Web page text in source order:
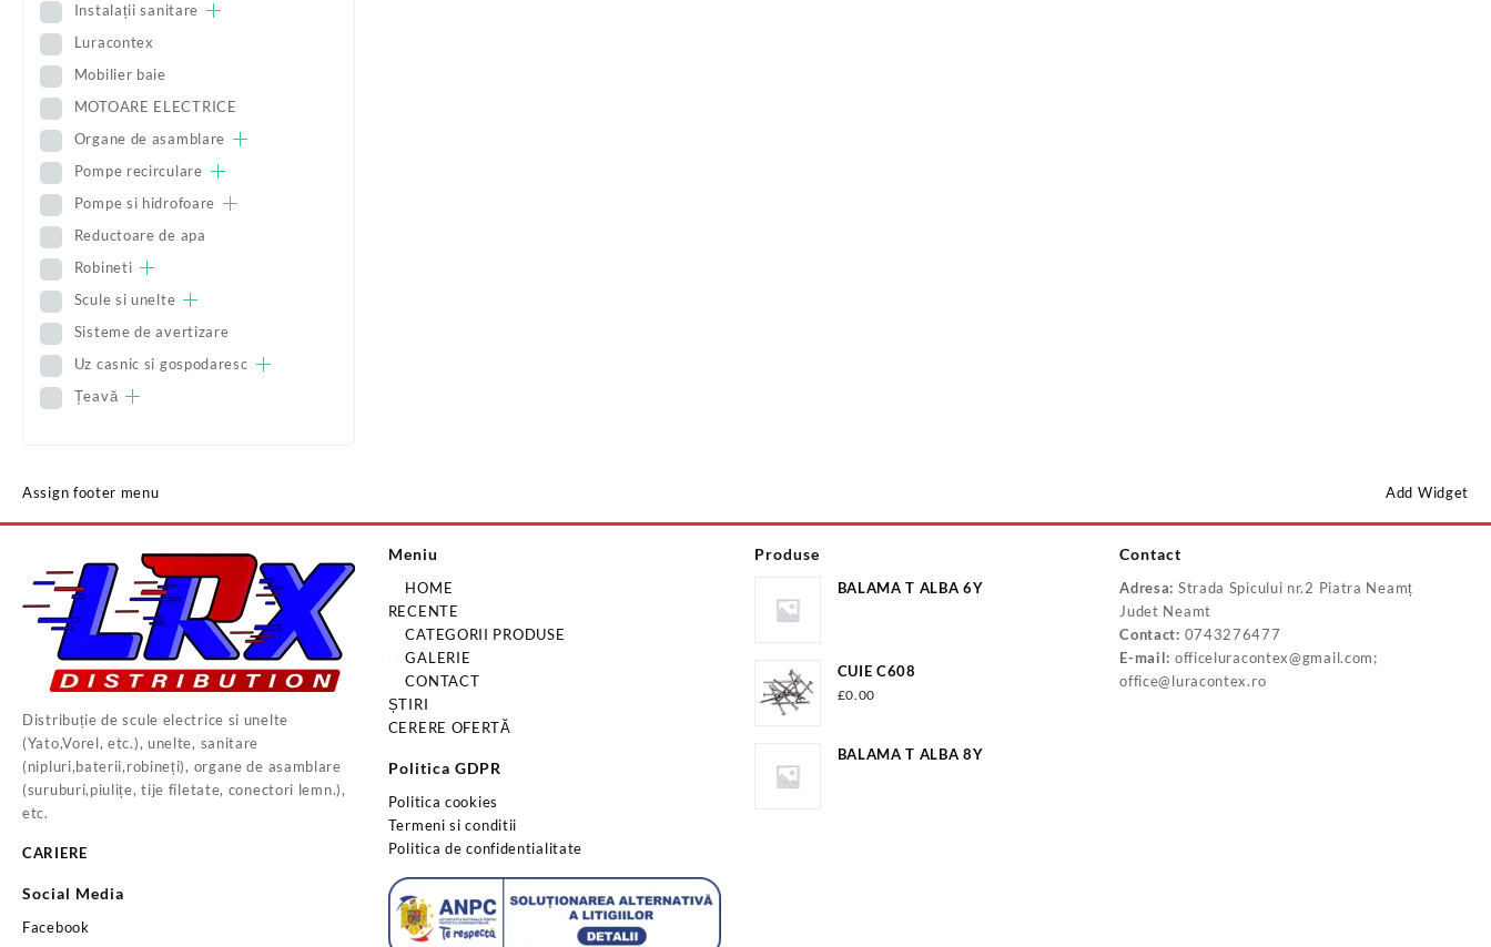
Instalații sanitare
Luracontex
Mobilier baie
MOTOARE ELECTRICE
Organe de asamblare
Pompe recirculare
Pompe si hidrofoare
Reductoare de apa
Robineti
Scule si unelte
Sisteme de avertizare
Uz casnic si gospodaresc
Țeavă
Assign footer menu Add Widget
Distribuție de scule electrice si unelte
(Yato,Vorel, etc.), unelte, sanitare
(nipluri,baterii,robineți), organe de asamblare
(suruburi,piulițe, tije filetate, conectori lemn.),
etc.
CARIERE
Social Media
Facebook
Meniu
HOME
RECENTE
CATEGORII PRODUSE
GALERIE
CONTACT
ȘTIRI
CERERE OFERTĂ
Politica GDPR
Politica cookies
Termeni si conditii
Politica de confidentialitate
Produse
BALAMA T ALBA 6Y
CUIE C608
£0.00
BALAMA T ALBA 8Y
Contact
Adresa: Strada Spicului nr.2 Piatra Neamț
Judet Neamt
Contact: 0743276477
E-mail: officeluracontex@gmail.com;
office@luracontex.ro